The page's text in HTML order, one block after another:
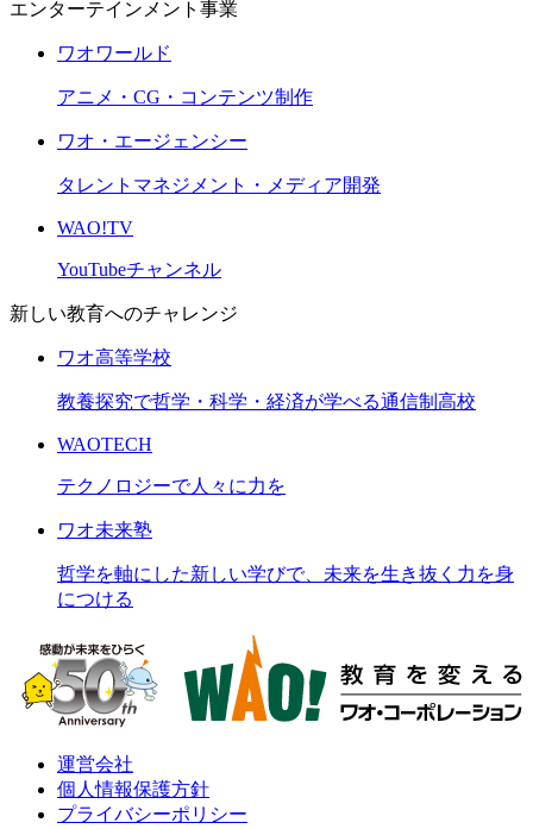
エンターテインメント事業
ワオワールド
アニメ・CG・コンテンツ制作
ワオ・エージェンシー
タレントマネジメント・メディア開発
WAO!TV
YouTubeチャンネル
新しい教育へのチャレンジ
ワオ高等学校
教養探究で哲学・科学・経済が学べる通信制高校
WAOTECH
テクノロジーで人々に力を
ワオ未来塾
哲学を軸にした新しい学びで、未来を生き抜く力を身
につける
運営会社
個人情報保護方針
プライバシーポリシー